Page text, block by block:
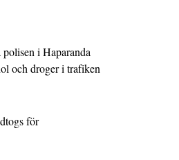
i Haparanda
och droger i trafiken
för